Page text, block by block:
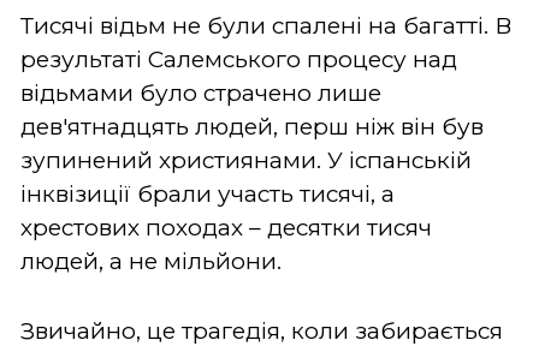
Тисячі відьм не були спалені на багатті. В
результаті Салемського процесу над
відьмами було страчено лише
дев'ятнадцять людей, перш ніж він був
зупинений християнами. У іспанській
інквізиції брали участь тисячі, а
хрестових походах – десятки тисяч
людей, а не мільйони.
Звичайно, це трагедія, коли забирається